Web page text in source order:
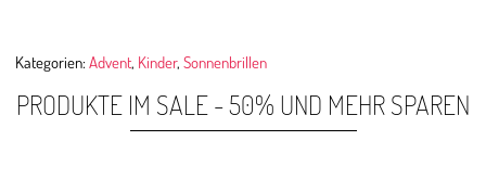
Kategorien:Advent, Kinder,Sonnenbrillen
PRODUKTE IM SALE - 50% UND MEHR SPAREN